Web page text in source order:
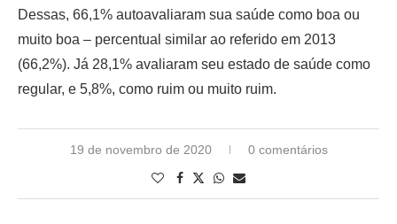
Dessas, 66,1% autoavaliaram sua saúde como boa ou
muito boa – percentual similar ao referido em 2013
(66,2%). Já 28,1% avaliaram seu estado de saúde como
regular, e 5,8%, como ruim ou muito ruim.
19 de novembro de 2020 0 comentários